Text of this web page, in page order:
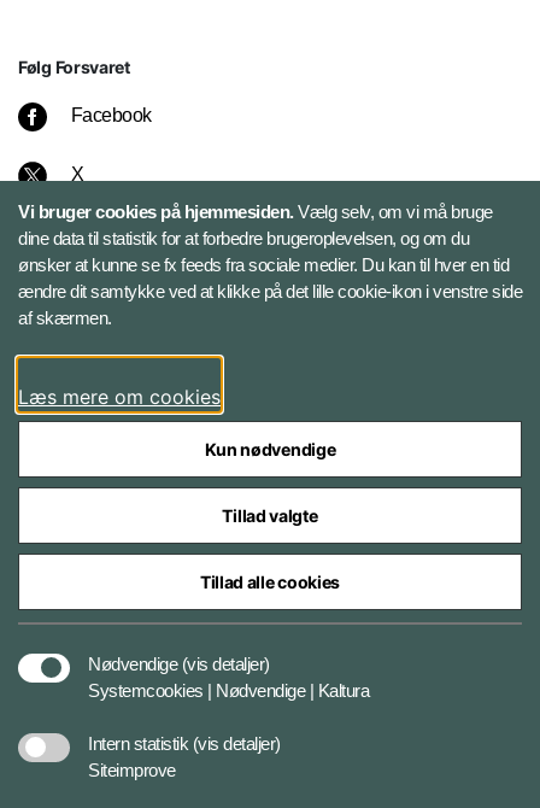
Følg Forsvaret
Facebook
X
Instagram
Bluesky
LinkedIn
Styrelser og myndigheder under Forsvarsministeriet
Vi bruger cookies på hjemmesiden.Vælg selv, om vi må bruge
dine data til statistik for at forbedre brugeroplevelsen, og om du
ønsker at kunne se fx feeds fra sociale medier. Du kan til hver en tid
ændre dit samtykke ved at klikke på det lille cookie-ikon i venstre side
af skærmen.
Læs mere om cookies
Kun nødvendige
Tillad valgte
Tillad alle cookies
Nødvendige (vis detaljer)
Systemcookies | Nødvendige | Kaltura
Intern statistik (vis detaljer)
Siteimprove